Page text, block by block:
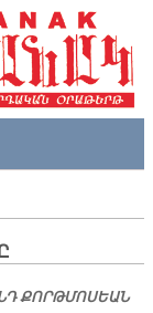
ՔՈՐԹՄՈՍԵԱՆ